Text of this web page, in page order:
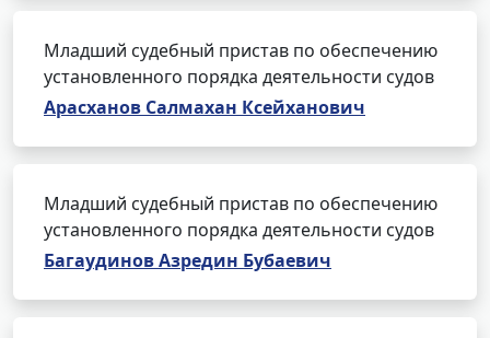
Младший судебный пристав по обеспечению
установленного порядка деятельности судов
Арасханов Салмахан Ксейханович
Младший судебный пристав по обеспечению
установленного порядка деятельности судов
Багаудинов Азредин Бубаевич